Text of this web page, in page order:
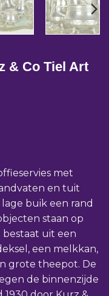
& Co Tiel Art
met
en tuit
buik een rand
staan op
bestaat uit een
een melkkan,
grote theepot. De
de binnenzijde